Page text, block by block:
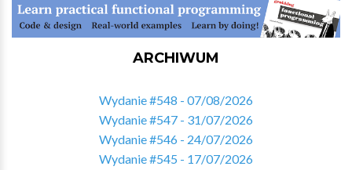
ARCHIWUM
Wydanie #548 - 07/08/2026
Wydanie #547 - 31/07/2026
Wydanie #546 - 24/07/2026
Wydanie #545 - 17/07/2026